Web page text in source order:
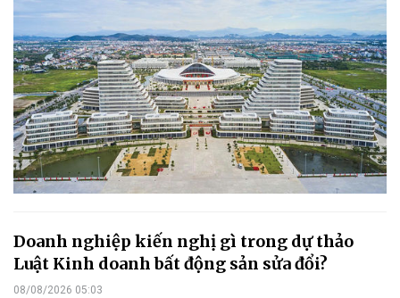
Doanh nghiệp kiến nghị gì trong dự thảo
Luật Kinh doanh bất động sản sửa đổi?
08/08/2026 05:03